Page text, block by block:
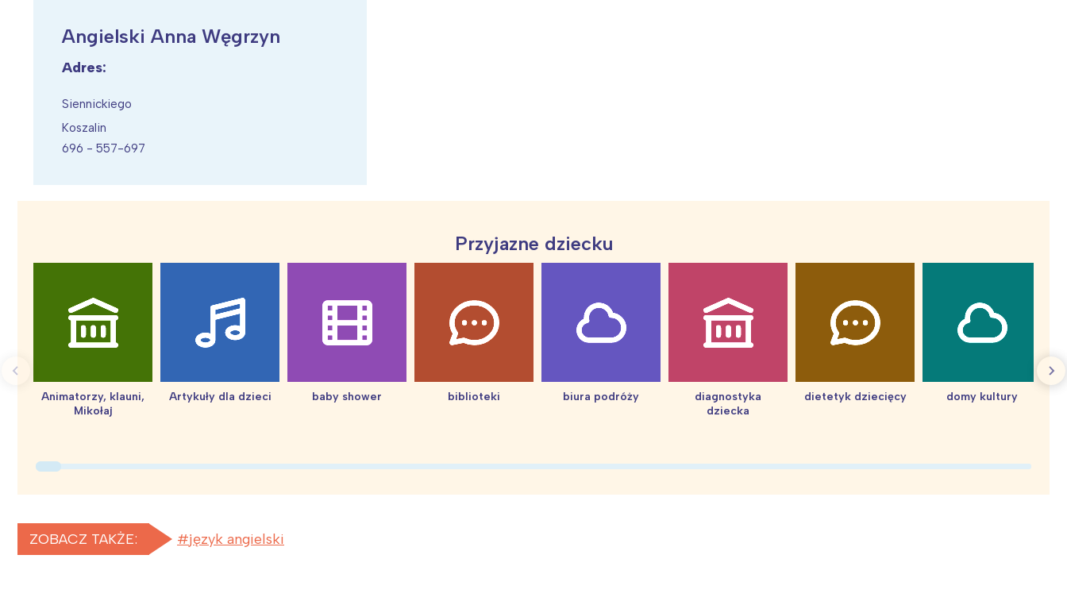
Angielski Anna Węgrzyn
Adres:
Siennickiego
Koszalin
696 - 557-697
Przyjazne dziecku
Animatorzy, klauni,
Mikołaj
Artykuły dla dzieci baby shower biblioteki biura podróży
diagnostyka
dziecka
dietetyk dziecięcy
domy kultury
ZOBACZ TAKŻE: język angielski